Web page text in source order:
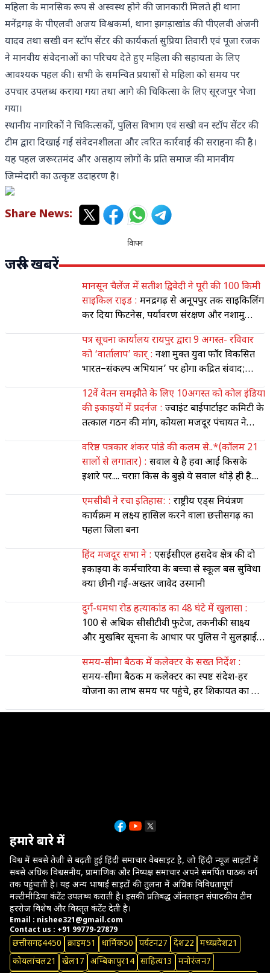
महिला के मानसिक रूप से अस्वस्थ होने की जानकारी मिलते ही थाना
मनेंद्रगढ़ के पीएलवी अजय विश्वकर्मा, थाना झगड़ाखांड की पीएलवी अंजनी
यादव तथा सखी वन स्टॉप सेंटर की कार्यकर्ता सुप्रिया तिवारी एवं पूजा रजक
ने मानवीय संवेदनाओं का परिचय देते हुए महिला की सहायता के लिए
आवश्यक पहल की। सभी के समन्वित प्रयासों से महिला को समय पर
उपचार उपलब्ध कराया गया तथा आगे की चिकित्सा के लिए सूरजपुर भेजा
गया।
स्थानीय नागरिकों ने चिकित्सकों, पुलिस विभाग एवं सखी वन स्टॉप सेंटर की
टीम द्वारा दिखाई गई संवेदनशीलता और त्वरित कार्रवाई की सराहना की है।
यह पहल जरूरतमंद और असहाय लोगों के प्रति समाज की मानवीय
जिम्मेदारी का उत्कृष्ट उदाहरण है।
Share News:
विज्ञापन
जरूरी खबरें
मानसून चैलेंज में सतीश द्विवेदी ने पूरी की 100 किमी
साइकिल राइड : मनेंद्रगढ़ से अनूपपुर तक साइकिलिंग
कर दिया फिटनेस, पर्यावरण संरक्षण और नशामुक्ति
का संदेश
पत्र सूचना कार्यालय रायपुर द्वारा 9 अगस्त- रविवार
को ‘वार्तालाप’ कार् : नशा मुक्त युवा फॉर विकसित
भारत–संकल्प अभियान’ पर होगा केंद्रित संवाद;
मीडिया की भूमिका पर भी होगी चर्चा
12वें वेतन समझौते के लिए 10अगस्त को कोल इंडिया
की इकाइयों में प्रदर्नज : ज्वाइंट बाईपार्टाइट कमिटी के
तत्काल गठन की मांग, कोयला मजदूर पंचायत ने
किया आंदोलन का आह्वान
वरिष्ठ पत्रकार शंकर पांडे की कलम से..*(कॉलम 21
सालों से लगातार) : सवाल ये है हवा आई किसके
इशारे पर.... चराग़ किस के बुझे ये सवाल थोड़े ही है....
एमसीबी ने रचा इतिहास: : राष्ट्रीय एड्स नियंत्रण
कार्यक्रम में लक्ष्य हासिल करने वाला छत्तीसगढ़ का
पहला जिला बना
हिंद मजदूर सभा ने : एसईसीएल हसदेव क्षेत्र की दो
इकाइयों के कर्मचारियों के बच्चों से स्कूल बस सुविधा
क्यों छीनी गई-अख्तर जावेद उस्मानी
दुर्ग-धमधा रोड हत्याकांड का 48 घंटे में खुलासा :
100 से अधिक सीसीटीवी फुटेज, तकनीकी साक्ष्य
और मुखबिर सूचना के आधार पर पुलिस ने सुलझाई
ब्लाइंड मर्डर व लूट की गुत्थी
समय-सीमा बैठक में कलेक्टर के सख्त निर्देश :
समय-सीमा बैठक में कलेक्टर का स्पष्ट संदेश-हर
योजना का लाभ समय पर पहुंचे, हर शिकायत का हो
त्वरित समाधान
हमारे बारे में
विश्व में सबसे तेजी से बढ़ती हुई हिंदी समाचार वेबसाइट है, जो हिंदी न्यूज साइटों में
सबसे अधिक विश्वसनीय, प्रामाणिक और निष्पक्ष समाचार अपने समर्पित पाठक वर्ग
तक पहुंचाती है। यह अन्य भाषाई साइटों की तुलना में अधिक विविधतापूर्ण
मल्टीमीडिया कंटेंट उपलब्ध कराती है। इसकी प्रतिबद्ध ऑनलाइन संपादकीय टीम
हररोज विशेष और विस्तृत कंटेंट देती है।
Email : nishee321@gmail.com
Contact us : +91 99779-27879
छत्तीसगढ़4450 क्राइम51 धार्मिक50 पर्यटन27 देश22 मध्य्प्रदेश21
कोयलांचल21 खेल17 अम्बिकापुर14 साहित्य13 मनोरंजन7